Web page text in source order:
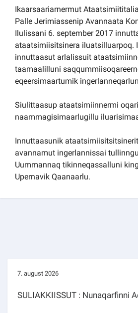
Kommuni pillugu paasissutissat
Ikaarsaariarnermut
Palle Jerimiassenip Avannaata
Ilulissani 6. september 2017
ataatsimiisitsinera iluatsilluarpoq.
innuttaasut arlalissuit
taamaalilluni
eqeersimaartumik
Siulittaasup ataatsimiinnermi
naammagisimaarlugillu
Innuttaasunik
avannamut ingerlannissai
Uummannaq tikinneqassalluni
Upernavik Qaanaarlu.
7. august 2026
SULIAKKIISSUT : Nunaqarfinni